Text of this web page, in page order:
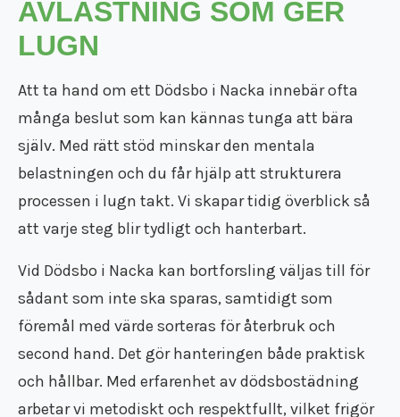
Flyttfirma Sala
Flyttfirma Skinnskatteberg
Flyttfirma Stockholm Tyskland
Flyttfirma Surahammar
Flyttfirma Sverige
Flyttfirma Trosa
Flyttfirma Tumba
Flyttfirma Tyresö
Flyttfirma Vimmerby
Flyttfirma Vingåker
Flyttfirma Åland
Flyttfirma Åtvidaberg
Flyttfirma Ödeshög
AVLASTNING SOM GER
LUGN
Att ta hand om ett Dödsbo i Nacka innebär ofta
många beslut som kan kännas tunga att bära
själv. Med rätt stöd minskar den mentala
belastningen och du får hjälp att strukturera
processen i lugn takt. Vi skapar tidig överblick så
att varje steg blir tydligt och hanterbart.
Vid Dödsbo i Nacka kan bortforsling väljas till för
sådant som inte ska sparas, samtidigt som
föremål med värde sorteras för återbruk och
second hand. Det gör hanteringen både praktisk
och hållbar. Med erfarenhet av dödsbostädning
arbetar vi metodiskt och respektfullt, vilket frigör